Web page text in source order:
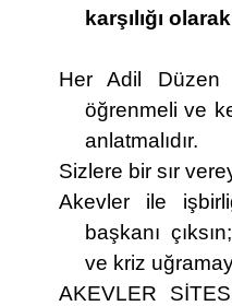
karşılığı
Her Adil Düzen
öğrenmeli ve
anlatmalıdır.
Sizlere bir sır
Akevler ile
başkanı
ve kriz
AKEVLER